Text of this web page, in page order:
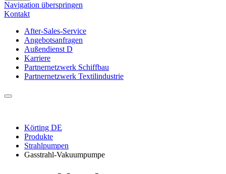
Navigation überspringen
Kontakt
After-Sales-Service
Angebotsanfragen
Außendienst D
Karriere
Partnernetzwerk Schiffbau
Partnernetzwerk Textilindustrie
Körting DE
Produkte
Strahlpumpen
Gasstrahl-Vakuumpumpe